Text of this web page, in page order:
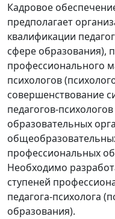
Кадровое
предполагает
квалификации
сфере образования),
профессионального
психологов
совершенствование
педагогов-
образовательных
профессиональных
Необходимо
ступеней
педагога-психолога
образования).